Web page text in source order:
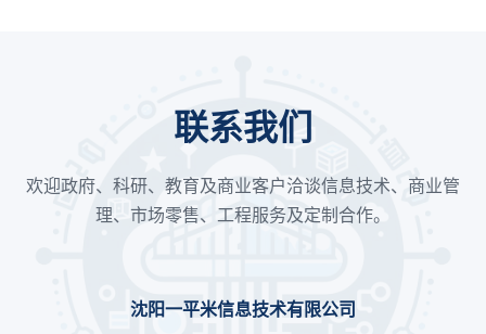
联系我们
欢迎政府、科研、教育及商业客户洽谈信息技术、商业管
理、市场零售、工程服务及定制合作。
沈阳一平米信息技术有限公司